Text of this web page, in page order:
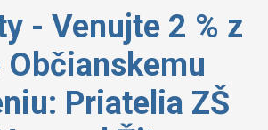
- Venujte 2 % z
Občianskemu
Priatelia ZŠ